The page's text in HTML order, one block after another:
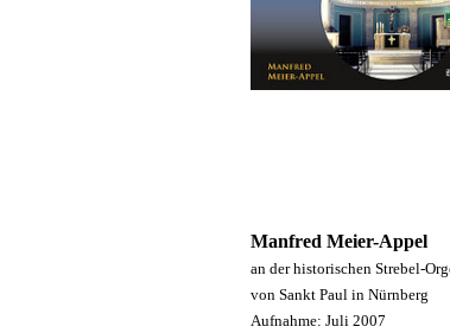
Manfred Meier-Appel
an der historischenStrebel-
von Sankt Paulin Nürnberg
Aufnahme: Juli 2007